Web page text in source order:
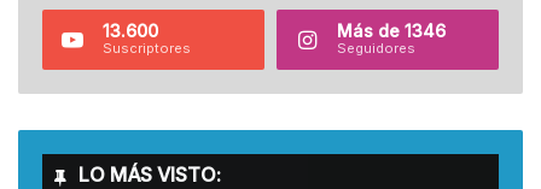
13.600
Suscriptores
Más de 1346
Seguidores
LO MÁS VISTO: